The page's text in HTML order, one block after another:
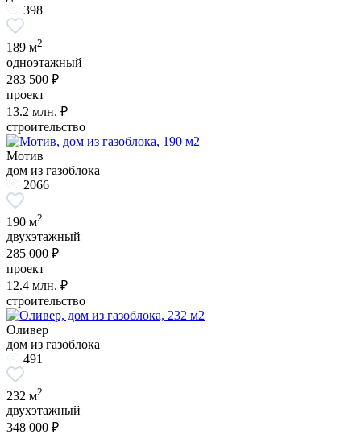
398
189 м2
одноэтажный
283 500 ₽
проект
13.2 млн. ₽
строительство
Мотив
дом из газоблока
2066
190 м2
двухэтажный
285 000 ₽
проект
12.4 млн. ₽
строительство
Оливер
дом из газоблока
491
232 м2
двухэтажный
348 000 ₽